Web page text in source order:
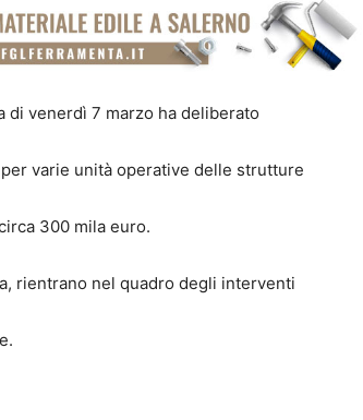
di venerdì 7 marzo ha deliberato
per varie unità operative delle strutture
300 mila euro.
rientrano nel quadro degli interventi